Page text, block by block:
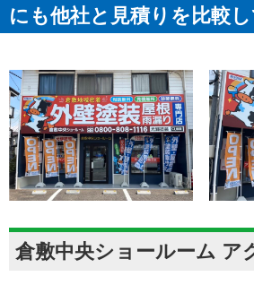
にも他社と見積りを比較
倉敷中央ショールーム ア